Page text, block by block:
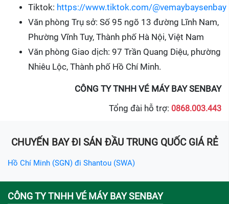
Tiktok: https://www.tiktok.com/@vemaybaysenbay
Văn phòng Trụ sở: Số 95 ngõ 13 đường Lĩnh Nam,
Phường Vĩnh Tuy, Thành phố Hà Nội, Việt Nam
Văn phòng Giao dịch: 97 Trần Quang Diệu, phường
Nhiêu Lộc, Thành phố Hồ Chí Minh.
CÔNG TY TNHH VÉ MÁY BAY SENBAY
Tổng đài hỗ trợ: 0868.003.443
CHUYẾN BAY ĐI SÁN ĐẦU TRUNG QUỐC GIÁ RẺ
Hồ Chí Minh (SGN) đi Shantou (SWA)
CÔNG TY TNHH VÉ MÁY BAY SENBAY